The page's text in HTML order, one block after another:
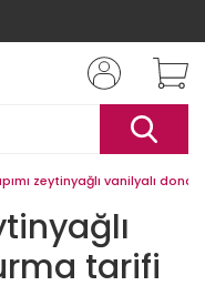
zeytinyağlı vanilyalı
tarifi